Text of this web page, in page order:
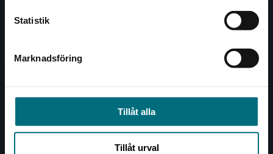
Statistik
Marknadsföring
Tillåt alla
Tillåt urval
Kontakta kundservice
Köpvillkor
Allmänna länkar